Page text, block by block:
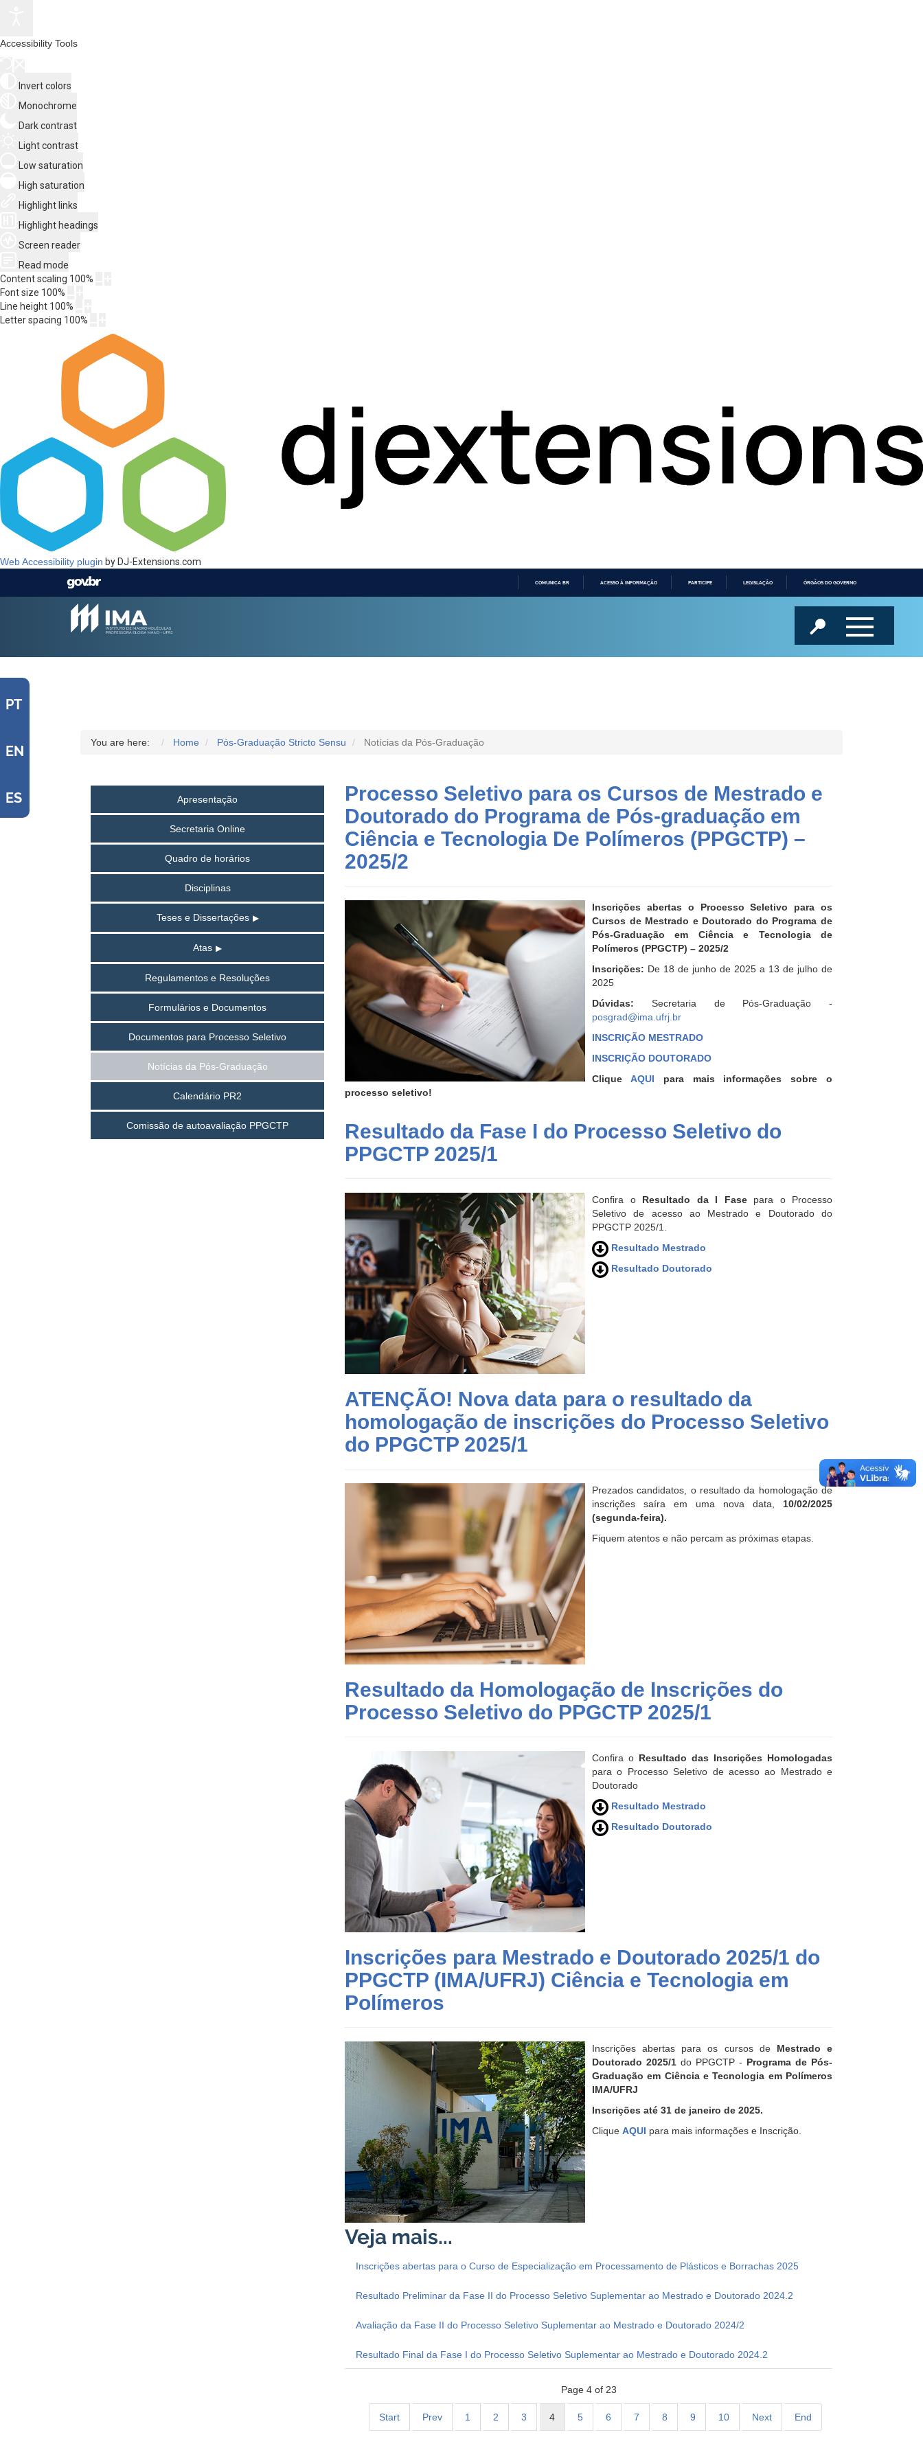
Accessibility Tools
Invert colors
Monochrome
Dark contrast
Light contrast
Low saturation
High saturation
Highlight links
Highlight headings
Screen reader
Read mode
Content scaling 100%
Font size 100%
Line height 100%
Letter spacing 100%
Web Accessibility plugin by DJ-Extensions.com
COMUNICA BR ACESSO À INFORMAÇÃO PARTICIPE LEGISLAÇÃO ÓRGÃOS DO GOVERNO
PT
EN
ES
You are here: Home Pós-Graduação Stricto Sensu Notícias da Pós-Graduação
Apresentação
Secretaria Online
Quadro de horários
Disciplinas
Teses e Dissertações
Atas
Regulamentos e Resoluções
Formulários e Documentos
Documentos para Processo Seletivo
Notícias da Pós-Graduação
Calendário PR2
Comissão de autoavaliação PPGCTP
Processo Seletivo para os Cursos de Mestrado e
Doutorado do Programa de Pós-graduação em
Ciência e Tecnologia De Polímeros (PPGCTP) –
2025/2
Inscrições abertas o Processo Seletivo para os
Cursos de Mestrado e Doutorado do Programa de
Pós-Graduação em Ciência e Tecnologia de
Polímeros (PPGCTP) – 2025/2
Inscrições: De 18 de junho de 2025 a 13 de julho de
2025
Dúvidas: Secretaria de Pós-Graduação -
posgrad@ima.ufrj.br
INSCRIÇÃO MESTRADO
INSCRIÇÃO DOUTORADO
Clique AQUI para mais informações sobre o
processo seletivo!
Resultado da Fase I do Processo Seletivo do
PPGCTP 2025/1
Confira o Resultado da I Fase para o Processo
Seletivo de acesso ao Mestrado e Doutorado do
PPGCTP 2025/1.
Resultado Mestrado
Resultado Doutorado
ATENÇÃO! Nova data para o resultado da
homologação de inscrições do Processo Seletivo
do PPGCTP 2025/1
Prezados candidatos, o resultado da homologação de
inscrições saíra em uma nova data, 10/02/2025
(segunda-feira).
Fiquem atentos e não percam as próximas etapas.
Resultado da Homologação de Inscrições do
Processo Seletivo do PPGCTP 2025/1
Confira o Resultado das Inscrições Homologadas
para o Processo Seletivo de acesso ao Mestrado e
Doutorado
Resultado Mestrado
Resultado Doutorado
Inscrições para Mestrado e Doutorado 2025/1 do
PPGCTP (IMA/UFRJ) Ciência e Tecnologia em
Polímeros
Inscrições abertas para os cursos de Mestrado e
Doutorado 2025/1 do PPGCTP - Programa de Pós-
Graduação em Ciência e Tecnologia em Polímeros
IMA/UFRJ
Inscrições até 31 de janeiro de 2025.
Clique AQUI para mais informações e Inscrição.
Inscrições abertas para o Curso de Especialização em Processamento de Plásticos e Borrachas 2025
Resultado Preliminar da Fase II do Processo Seletivo Suplementar ao Mestrado e Doutorado 2024.2
Avaliação da Fase II do Processo Seletivo Suplementar ao Mestrado e Doutorado 2024/2
Resultado Final da Fase I do Processo Seletivo Suplementar ao Mestrado e Doutorado 2024.2
Page 4 of 23
Start Prev 1 2 3 4 5 6 7 8 9 10 Next End